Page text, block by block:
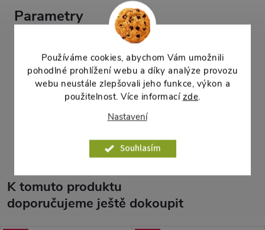
Používáme cookies, abychom Vám umožnili
pohodlné prohlížení webu a díky analýze provozu
webu neustále zlepšovali jeho funkce, výkon a
použitelnost. Více informací zde.
Nastavení
Souhlasím
Parametry
délka: 29,8cm
výška: 22,5cm
šířka: 24,2cm
objem: 6l
K tomuto produktu
doporučujeme ještě dokoupit